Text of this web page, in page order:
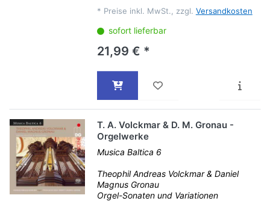
* Preise inkl. MwSt., zzgl. Versandkosten
sofort lieferbar
21,99 € *
T. A. Volckmar & D. M. Gronau -
Orgelwerke
Musica Baltica 6
Theophil Andreas Volckmar & Daniel
Magnus Gronau
Orgel-Sonaten und Variationen